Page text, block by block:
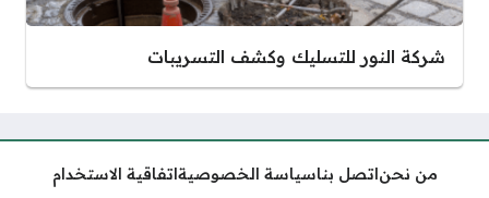
شركة النور للتسليك وكشف التسريبات
من نحناتصل بناسياسة الخصوصيةاتفاقية الاستخدام